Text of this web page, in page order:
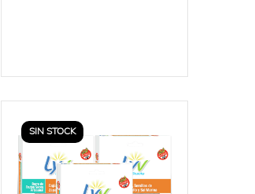
SIN STOCK